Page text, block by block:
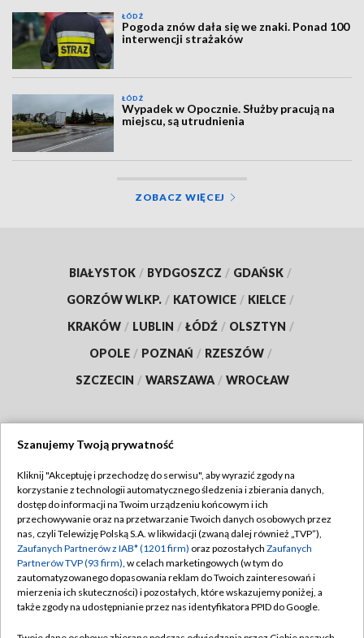
ŁÓDŹ
Pogoda znów dała się we znaki. Ponad 100
interwencji strażaków
ŁÓDŹ
Wypadek w Opocznie. Służby pracują na
miejscu, są utrudnienia
ZOBACZ WIĘCEJ
BIAŁYSTOK / BYDGOSZCZ / GDAŃSK /
GORZÓW WLKP. / KATOWICE / KIELCE /
KRAKÓW / LUBLIN / ŁÓDŹ / OLSZTYN /
OPOLE / POZNAŃ / RZESZÓW /
SZCZECIN / WARSZAWA / WROCŁAW
TVP
Abonament TVP
Emisja w TVP
Centrum informacji TVP
Naziemna Telewizja Cyfrowa
Regulamin TVP
Polityka prywatności
Moje zgody
Pomoc
Szanujemy Twoją prywatność
Kliknij "Akceptuję i przechodzę do serwisu", aby wyrazić zgody na
korzystanie z technologii automatycznego śledzenia i zbierania danych,
dostęp do informacji na Twoim urządzeniu końcowym i ich
przechowywanie oraz na przetwarzanie Twoich danych osobowych przez
nas, czyli Telewizję Polską S.A. w likwidacji (zwaną dalej również „TVP”),
Zaufanych Partnerów z IAB* (1201 firm) oraz pozostałych Zaufanych
Partnerów TVP (93 firm), w celach marketingowych (w tym do
zautomatyzowanego dopasowania reklam do Twoich zainteresowań i
mierzenia ich skuteczności) i pozostałych, które wskazujemy poniżej, a
także zgody na udostępnianie przez nas identyfikatora PPID do Google.